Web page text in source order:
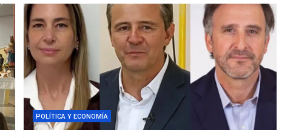
POLÍTICA Y ECONOMÍA